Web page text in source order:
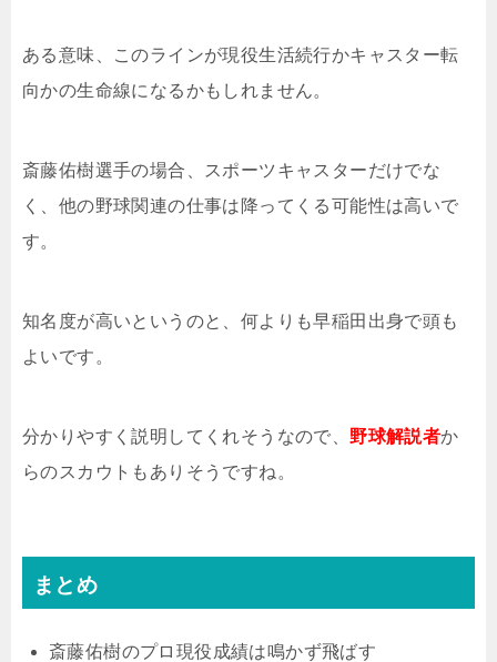
ある意味、このラインが現役生活続行かキャスター転
向かの生命線になるかもしれません。
斎藤佑樹選手の場合、スポーツキャスターだけでな
く、他の野球関連の仕事は降ってくる可能性は高いで
す。
知名度が高いというのと、何よりも早稲田出身で頭も
よいです。
分かりやすく説明してくれそうなので、 野球解説者か
らのスカウトもありそうですね。
まとめ
斎藤佑樹のプロ現役成績は鳴かず飛ばす